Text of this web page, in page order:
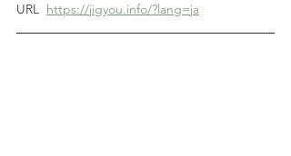
URL https://jigyou.info/?lang=ja